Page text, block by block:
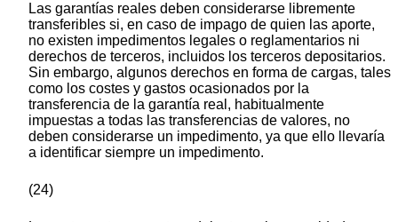
Las garantías reales deben considerarse libremente
transferibles si, en caso de impago de quien las aporte,
no existen impedimentos legales o reglamentarios ni
derechos de terceros, incluidos los terceros depositarios.
Sin embargo, algunos derechos en forma de cargas, tales
como los costes y gastos ocasionados por la
transferencia de la garantía real, habitualmente
impuestas a todas las transferencias de valores, no
deben considerarse un impedimento, ya que ello llevaría
a identificar siempre un impedimento.
(24)